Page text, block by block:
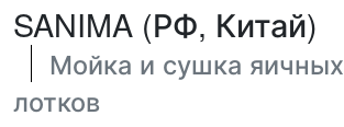
SANIMA (РФ, Китай)
Мойка и сушка яичных
лотков